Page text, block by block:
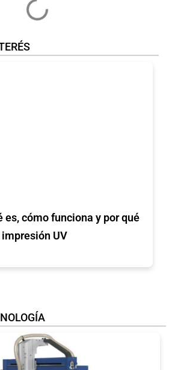
es, cómo funciona y por qué
UV